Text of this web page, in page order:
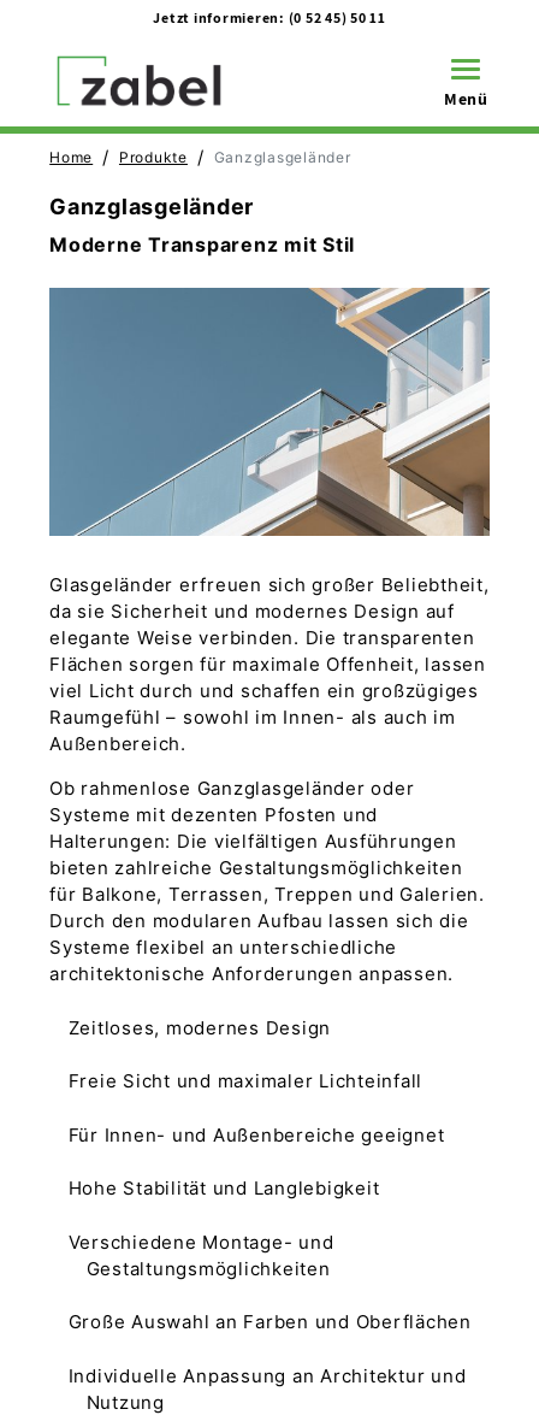
Jetzt informieren: (0 52 45) 50 11
Toggle
Menü
Home / Produkte / Ganzglasgeländer
Ganzglasgeländer
Moderne Transparenz mit Stil
Glasgeländer erfreuen sich großer Beliebtheit,
da sie Sicherheit und modernes Design auf
elegante Weise verbinden. Die transparenten
Flächen sorgen für maximale Offenheit, lassen
viel Licht durch und schaffen ein großzügiges
Raumgefühl – sowohl im Innen- als auch im
Außenbereich.
Ob rahmenlose Ganzglasgeländer oder
Systeme mit dezenten Pfosten und
Halterungen: Die vielfältigen Ausführungen
bieten zahlreiche Gestaltungsmöglichkeiten
für Balkone, Terrassen, Treppen und Galerien.
Durch den modularen Aufbau lassen sich die
Systeme flexibel an unterschiedliche
architektonische Anforderungen anpassen.
Zeitloses, modernes Design
Freie Sicht und maximaler Lichteinfall
Für Innen- und Außenbereiche geeignet
Hohe Stabilität und Langlebigkeit
Verschiedene Montage- und
Gestaltungsmöglichkeiten
Große Auswahl an Farben und Oberflächen
Individuelle Anpassung an Architektur und
Nutzung